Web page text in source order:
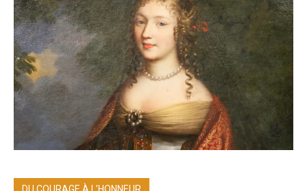
DU COURAGE À L’HONNEUR